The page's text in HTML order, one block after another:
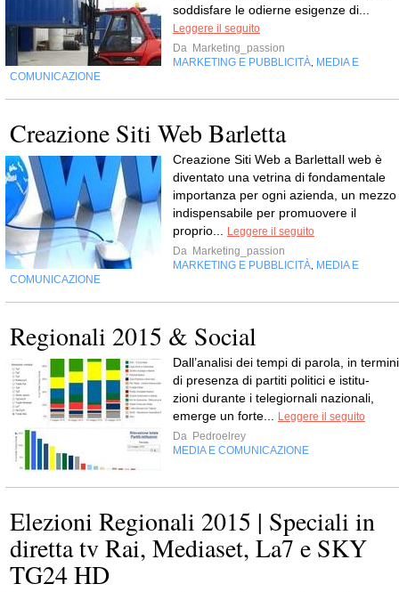
soddisfare le odierne esigenze di...
Leggere il seguito
Da Marketing_passion
MARKETING E PUBBLICITÀ MEDIA E
COMUNICAZIONE
Creazione Siti Web Barletta
Creazione Siti Web a BarlettaIl web è
diventato una vetrina di fondamentale
importanza per ogni azienda, un mezzo
indispensabile per promuovere il
proprio...
Leggere il seguito
Da Marketing_passion
MARKETING E PUBBLICITÀ MEDIA E
COMUNICAZIONE
Regionali 2015 & Social
Dall’analisi dei tempi di parola, in ter­mini
di pre­senza di par­titi poli­tici e isti­tu­
zioni durante i tele­gior­nali nazio­nali,
emerge un forte...
Leggere il seguito
Da Pedroelrey
MEDIA E COMUNICAZIONE
Elezioni Regionali 2015 | Speciali in
diretta tv Rai, Mediaset, La7 e SKY
TG24 HD